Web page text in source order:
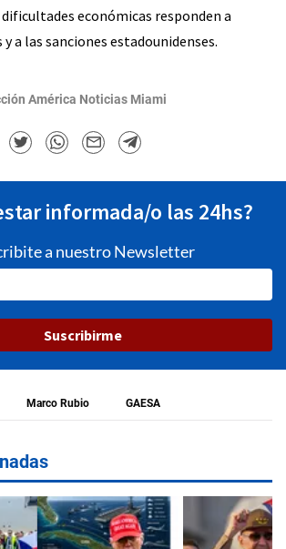
económicas responden a
a las sanciones estadounidenses.
América Noticias Miami
informada/o las 24hs?
a nuestro Newsletter
Suscribirme
Marco Rubio GAESA